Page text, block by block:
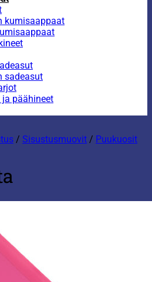
kumisaappaat
sadeasut
ja päähineet
/ Sisustusmuovit / Puukuosit